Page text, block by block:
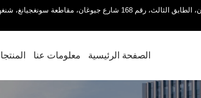
الصفحة الرئيسية معلومات عنا